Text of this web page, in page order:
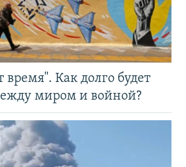
время". Как долго будет
миром и войной?